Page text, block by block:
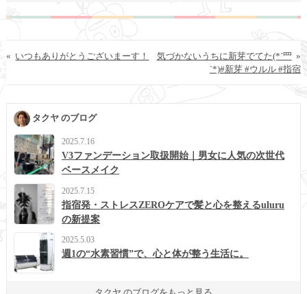
« いつもありがとうございまーす！ »
気づかないうちに新芽でてた(*´罒
`*)#新芽 #ウルル #指宿
タクヤ のブログ
2025.7.16
V3ファンデーション取扱開始｜男女に人気の次世代
ベースメイク
2025.7.15
指宿発・ストレスZEROケアで髪と心を整えるuluru
の新提案
2025.5.03
週1の“水素習慣”で、心と体が整う生活に。